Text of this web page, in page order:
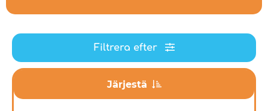
Filtrera efter
Järjestä